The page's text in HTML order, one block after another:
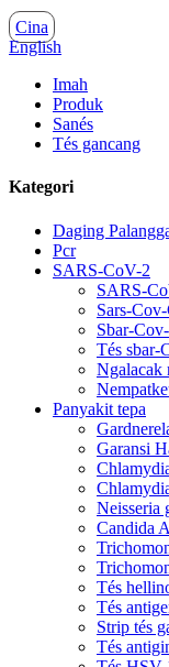
Cina
English
Imah
Produk
Sanés
Tés gancang
Kategori
Daging
Pcr
SARS-CoV-2
SARS-
Sars-
Sbar-
Tés
Ngalacak
Panyakit tepa
Garansi
Neisseria
Candida
Tés
Tés
Strip tés
Tés